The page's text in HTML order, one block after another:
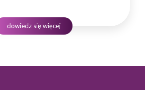
podejmowania decyzji wpływających
ludzi i kondycję całego ekosystemu.
dowiedz się więcej